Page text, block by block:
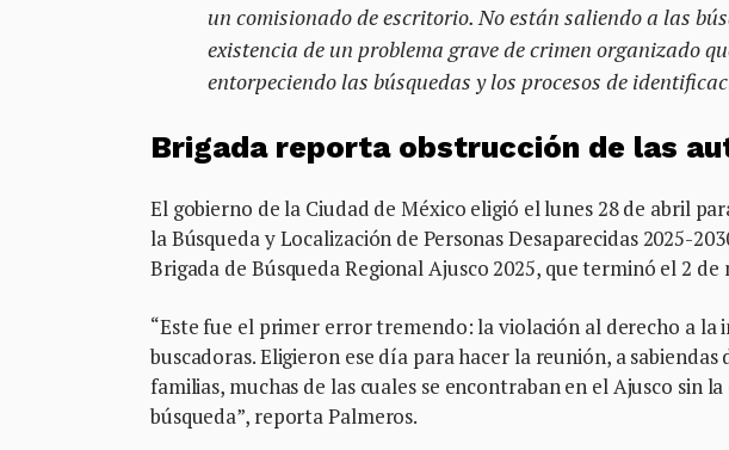
un comisionado de escritorio. No están saliendo a las
existencia de un problema grave de crimen organizado
entorpeciendo las búsquedas y los procesos de
Brigada reporta obstrucción de las
El gobierno de la Ciudad de México eligió el lunes 28 de abril
la Búsqueda y Localización de Personas Desaparecidas 2025-
Brigada de Búsqueda Regional Ajusco 2025, que terminó el 2 de
“Este fue el primer error tremendo: la violación al derecho a la
buscadoras. Eligieron ese día para hacer la reunión, a
familias, muchas de las cuales se encontraban en el Ajusco sin
búsqueda”, reporta Palmeros.